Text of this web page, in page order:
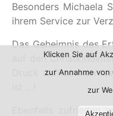
Besonders Michaela
ihrem Service zur
Das Geheimnis des
auf den
Druck aufkommen
Ebenfalls zufrieden
Klicken Sie auf
zur Annahme
zur